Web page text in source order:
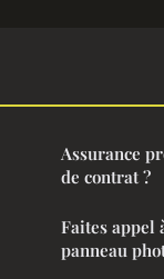
Assurance
de contrat ?
Faites appel
panneau